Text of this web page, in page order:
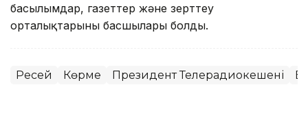
басылымдар, газеттер және зерттеу
орталықтарының басшылары болды.
Ресей Көрме Президент Телерадиокешені